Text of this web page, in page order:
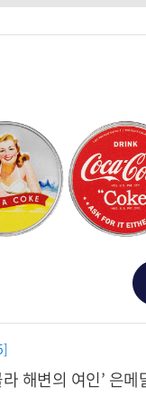
해변의 여인’ 은메